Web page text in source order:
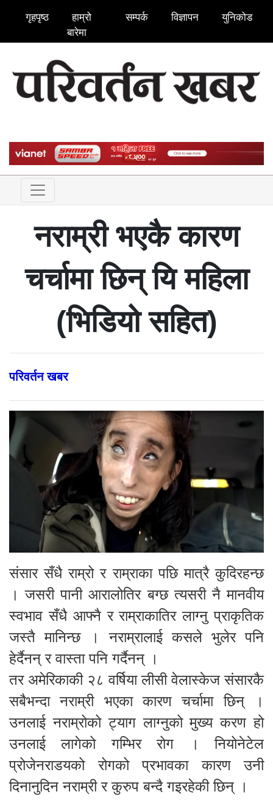
गृहपृष्ठ
हाम्रो
बारेमा
सम्पर्क विज्ञापन युनिकोड
नराम्री भएकै कारण
चर्चामा छिन् यि महिला
(भिडियो सहित)
परिवर्तन खबर
संसार सँधै राम्रो र राम्राका पछि मात्रै कुदिरहन्छ
। जसरी पानी आरालोतिर बग्छ त्यसरी नै मानवीय
स्वभाव सँधै आफ्नै र राम्राकातिर लाग्नु प्राकृतिक
जस्तै मानिन्छ । नराम्रालाई कसले भुलेर पनि
हेर्दैनन् र वास्ता पनि गर्दैनन् ।
तर अमेरिकाकी २८ वर्षिया लीसी वेलास्‍केज संसारकै
सबैभन्दा नराम्री भएका कारण चर्चामा छिन् ।
उनलाई नराम्रोको ट्याग लाग्नुको मुख्य करण हो
उनलाई लागेको गम्भिर रोग । नियोनेटेल
प्रोजेनराडयको रोगको प्रभावका कारण उनी
दिनानुदिन नराम्री र कुरुप बन्दै गइरहेकी छिन् ।